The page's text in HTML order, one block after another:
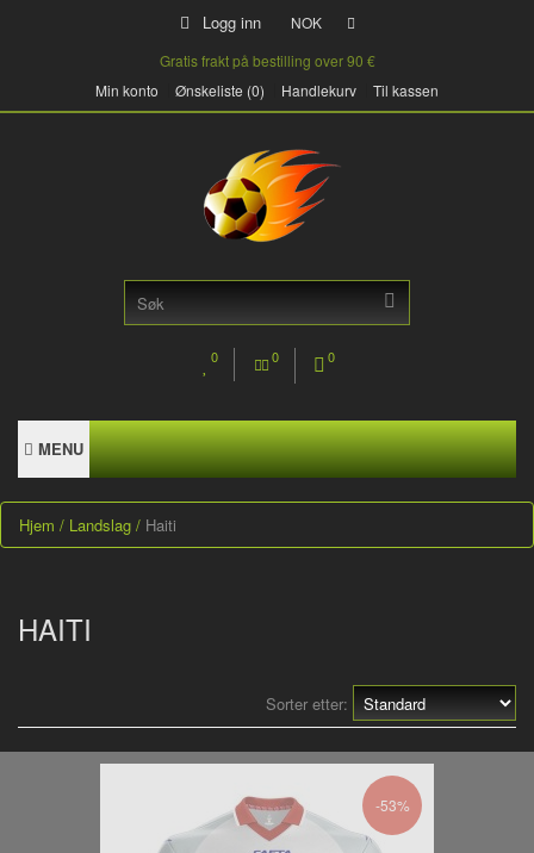
Logg inn
NOK
Gratis frakt på bestilling over 90 €
Min konto
Ønskeliste (0) Handlekurv Til kassen
0 0 0
MENU
Hjem Landslag Haiti
HAITI
Sorter etter:
-53%